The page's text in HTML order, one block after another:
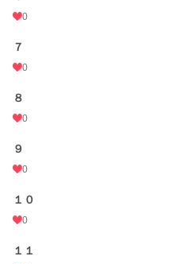
0
７
0
８
0
９
0
１０
0
１１